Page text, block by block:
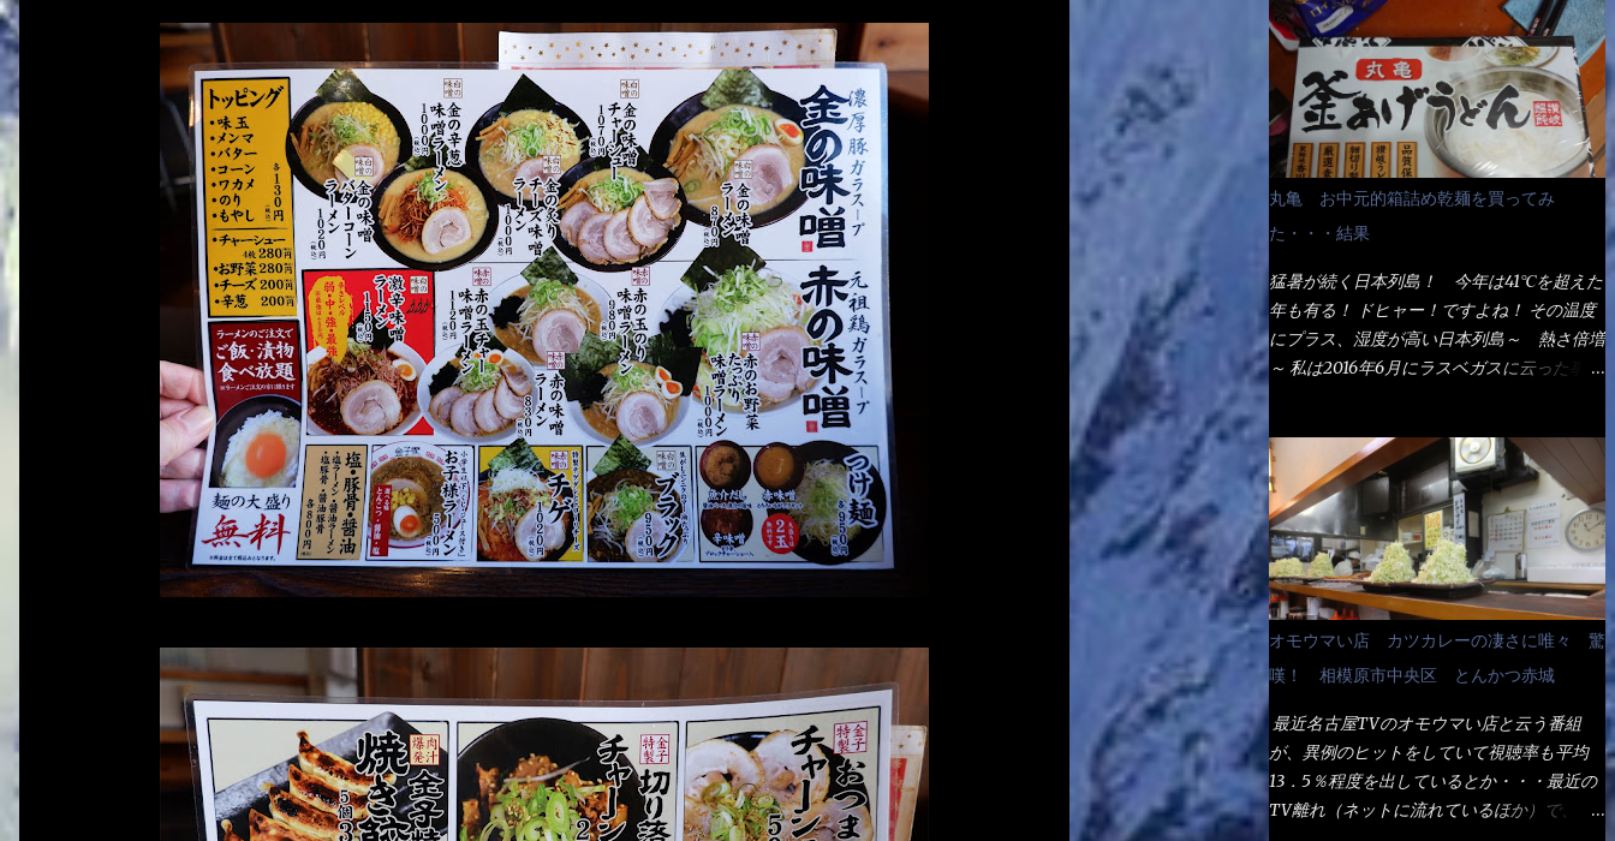
いことが2つある！ 1つめは釜揚げうどんの
湯が無い注文が通るか？ 釜揚げうどんは、
木の桶に茹で湯と共に＜うどん＞が泳いでる
～ でもコレって食べきるまで湯に浸かって
いるわけで、最初と最後では麺の固さという
かコシが違う！ だったら湯なんか要らない
じゃん！ 茹で上げ直後の麺だけいいよ！と
なるでしょう。 事前にググって調べたら、
やっぱり＜湯無し＞注文は、裏注文方法とし
てあるらしい。 それと店員によっては、理
解出来ない者も居るらしい云う事。 そこで
ランチ混雑前に、行くのが店への配慮でもあ
る。 11:20 店内に入り・・・『釜揚げうど
し？』（これだ全く理解していないな） す
ると茹で方の若い女性店員が『いい！い
い！！』とオッサンを向こうへやった。 で
サッサと、木桶を用意してうどんだけ入れて
出して来ました。 な～るほど、この事
か・・・ で今日の2021年後半1回目のサラメ
シです。 見事に木桶には湯が入っていな
い、UDONだけです。 しかし、この木桶デ
カイなぁ～ 試したいこと残りの1つが＜得＞
大しか食べていないからね、得がどれくらい
の満腹度になるのか？ この得サイズの木桶
は、銭湯で使う洗い桶サイズだなぁ～ この
木桶サイズに、満々と湯が注がれていたら食
丸亀 お中元的箱詰め乾麺を買ってみ
た・・・結果
猛暑が続く日本列島！ 今年は41℃を超えた
年も有る！ ドヒャー！ですよね！ その温度
にプラス、湿度が高い日本列島～ 熱さ倍増
～ 私は2016年6月にラスベガスに云った事が
無いね） 処で今日は何だ！？これです。 丸
亀 釜あげうどん！ 日本には、お中元とお
歳暮という古来からの風習がある。 お中元
は、丁度お盆の夏場に日頃お世話になってい
る方への＜ご挨拶＞としての贈り物の習慣で
す。 今では、大分廃れてしまっているか
と・・・小生もお中元やお歳暮など送った事
は無い！（キッパリ） まぁ～この慣習が残
っているのは、官公庁や超大手企業戦士（昇
進目的）などの世界でしょう。 要は、ゴマ
スリ・・・てな感じかな。 丸亀製麺と云え
ば、大阪誕生→全国区（北海道と沖縄は？）
へ広がった、讃岐饂飩チェーン店大手といっ
オモウマい店 カツカレーの凄さに唯々 驚
嘆！ 相模原市中央区 とんかつ赤城
最近名古屋TVのオモウマい店と云う番組
が、異例のヒットをしていて視聴率も平均
13．5％程度を出しているとか・・・最近の
TV離れ（ネットに流れているほか）で、こ